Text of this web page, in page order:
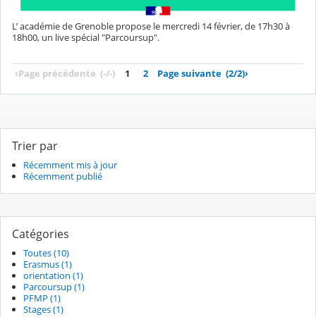
L’ académie de Grenoble propose le mercredi 14 février, de 17h30 à
18h00, un live spécial "Parcoursup".
‹Page précédente (-/-) 1 2 Page suivante (2/2)›
Trier par
Récemment mis à jour
Récemment publié
Catégories
Toutes (10)
Erasmus (1)
orientation (1)
Parcoursup (1)
PFMP (1)
Stages (1)